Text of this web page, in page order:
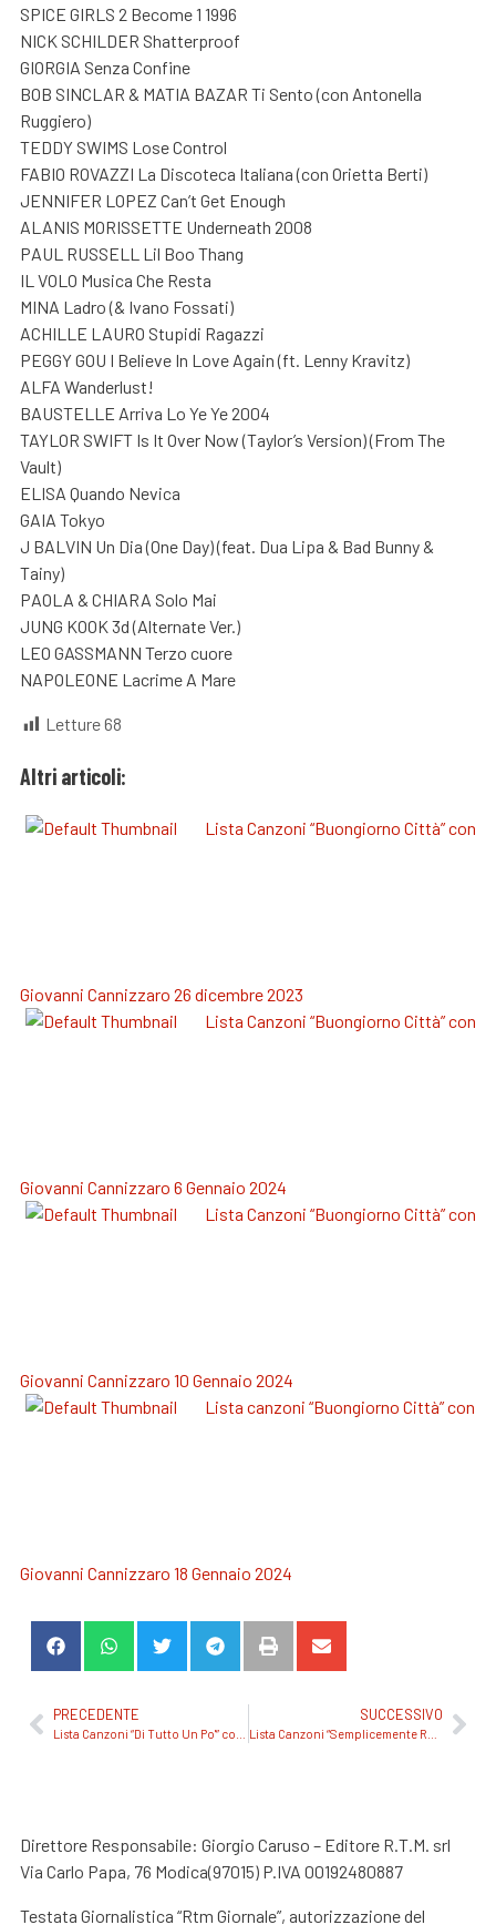
SPICE GIRLS 2 Become 1 1996
NICK SCHILDER Shatterproof
GIORGIA Senza Confine
BOB SINCLAR & MATIA BAZAR Ti Sento (con Antonella
Ruggiero)
TEDDY SWIMS Lose Control
FABIO ROVAZZI La Discoteca Italiana (con Orietta Berti)
JENNIFER LOPEZ Can’t Get Enough
ALANIS MORISSETTE Underneath 2008
PAUL RUSSELL Lil Boo Thang
IL VOLO Musica Che Resta
MINA Ladro (& Ivano Fossati)
ACHILLE LAURO Stupidi Ragazzi
PEGGY GOU I Believe In Love Again (ft. Lenny Kravitz)
ALFA Wanderlust!
BAUSTELLE Arriva Lo Ye Ye 2004
TAYLOR SWIFT Is It Over Now (Taylor’s Version) (From The
Vault)
ELISA Quando Nevica
GAIA Tokyo
J BALVIN Un Dia (One Day) (feat. Dua Lipa & Bad Bunny &
Tainy)
PAOLA & CHIARA Solo Mai
JUNG KOOK 3d (Alternate Ver.)
LEO GASSMANN Terzo cuore
NAPOLEONE Lacrime A Mare
Letture68
Altri articoli:
Lista Canzoni “Buongiorno Città” con
Giovanni Cannizzaro 26 dicembre 2023
Lista Canzoni “Buongiorno Città” con
Giovanni Cannizzaro 6 Gennaio 2024
Lista Canzoni “Buongiorno Città” con
Giovanni Cannizzaro 10 Gennaio 2024
Lista canzoni “Buongiorno Città” con
Giovanni Cannizzaro 18 Gennaio 2024
PRECEDENTE SUCCESSIVO
Direttore Responsabile: Giorgio Caruso – Editore R.T.M. srl
Via Carlo Papa, 76 Modica(97015) P.IVA 00192480887
Testata Giornalistica “Rtm Giornale”, autorizzazione del